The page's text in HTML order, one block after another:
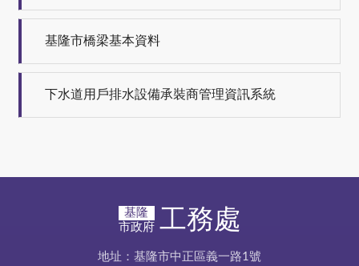
基隆市橋梁基本資料
下水道用戶排水設備承裝商管理資訊系統
基隆
市政府 工務處
地址：基隆市中正區義一路1號